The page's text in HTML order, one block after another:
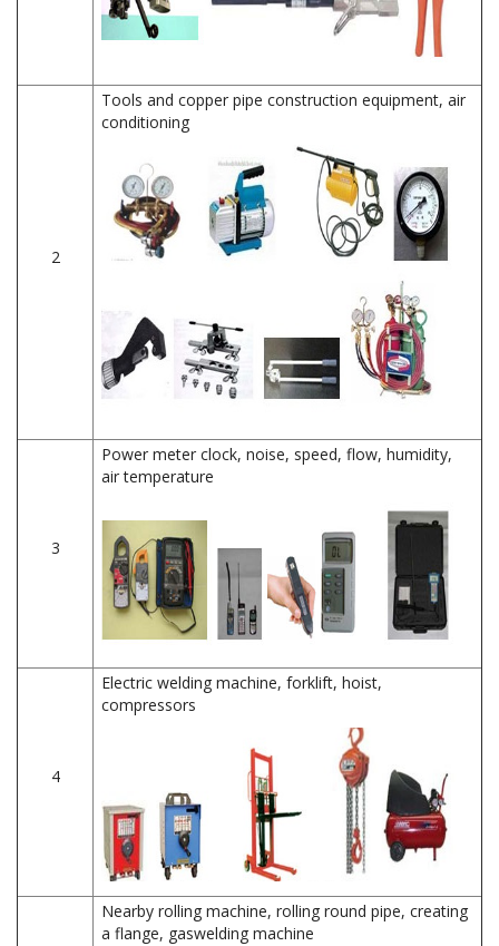
2
Tools and copper pipe construction equipment, air
conditioning
3
Power meter clock, noise, speed, flow, humidity,
air temperature
4
Electric welding machine, forklift, hoist,
compressors
Nearby rolling machine, rolling round pipe, creating
a flange, gaswelding machine